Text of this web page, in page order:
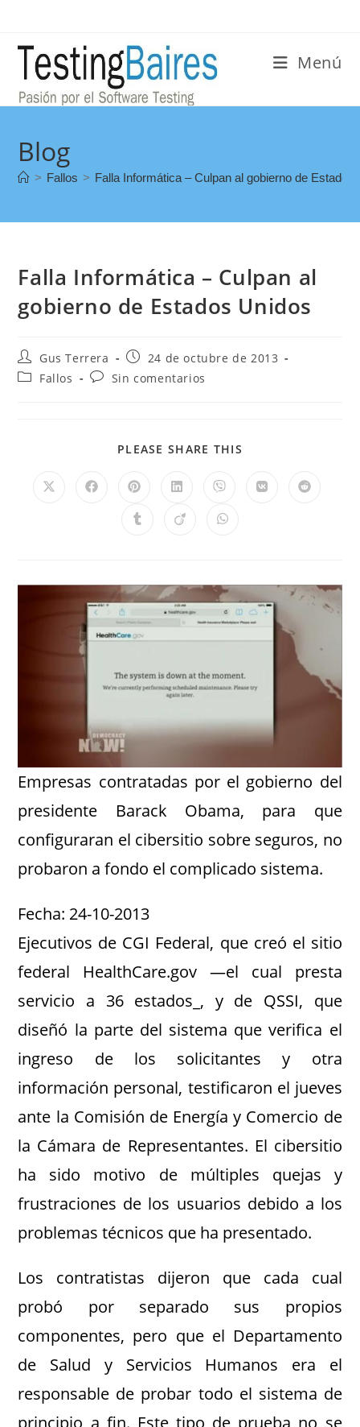
Menú
Blog
> Fallos > Falla Informática – Culpan al gobierno de Estados
Falla Informática – Culpan al
gobierno de Estados Unidos
Gus Terrera
24 de octubre de 2013
Fallos
Sin comentarios
PLEASE SHARE THIS
Empresas contratadas por el gobierno del
presidente Barack Obama, para que
configuraran el cibersitio sobre seguros, no
probaron a fondo el complicado sistema.
Fecha: 24-10-2013
Ejecutivos de CGI Federal, que creó el sitio
federal HealthCare.gov —el cual presta
servicio a 36 estados_, y de QSSI, que
diseñó la parte del sistema que verifica el
ingreso de los solicitantes y otra
información personal, testificaron el jueves
ante la Comisión de Energía y Comercio de
la Cámara de Representantes. El cibersitio
ha sido motivo de múltiples quejas y
frustraciones de los usuarios debido a los
problemas técnicos que ha presentado.
Los contratistas dijeron que cada cual
probó por separado sus propios
componentes, pero que el Departamento
de Salud y Servicios Humanos era el
responsable de probar todo el sistema de
principio a fin. Este tipo de prueba no se